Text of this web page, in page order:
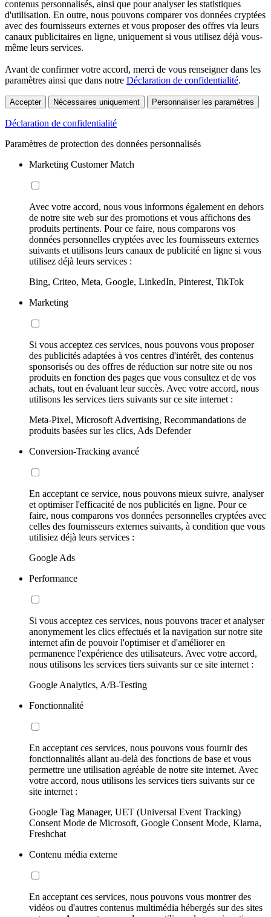
contenus personnalisés, ainsi que pour analyser les statistiques
d'utilisation. En outre, nous pouvons comparer vos données cryptées
avec des fournisseurs externes et vous proposer des offres via leurs
canaux publicitaires en ligne, uniquement si vous utilisez déjà vous-
même leurs services.
Avant de confirmer votre accord, merci de vous renseigner dans les
paramètres ainsi que dans notre Déclaration de confidentialité.
Accepter Nécessaires uniquement Personnaliser les paramètres
Déclaration de confidentialité
Paramètres de protection des données personnalisés
Marketing Customer Match
Avec votre accord, nous vous informons également en dehors
de notre site web sur des promotions et vous affichons des
produits pertinents. Pour ce faire, nous comparons vos
données personnelles cryptées avec les fournisseurs externes
suivants et utilisons leurs canaux de publicité en ligne si vous
utilisez déjà leurs services :
Bing, Criteo, Meta, Google, LinkedIn, Pinterest, TikTok
Marketing
Si vous acceptez ces services, nous pouvons vous proposer
des publicités adaptées à vos centres d'intérêt, des contenus
sponsorisés ou des offres de réduction sur notre site ou nos
produits en fonction des pages que vous consultez et de vos
achats, tout en évaluant leur succès. Avec votre accord, nous
utilisons les services tiers suivants sur ce site internet :
Meta-Pixel, Microsoft Advertising, Recommandations de
produits basées sur les clics, Ads Defender
Conversion-Tracking avancé
En acceptant ce service, nous pouvons mieux suivre, analyser
et optimiser l'efficacité de nos publicités en ligne. Pour ce
faire, nous comparons vos données personnelles cryptées avec
celles des fournisseurs externes suivants, à condition que vous
utilisiez déjà leurs services :
Google Ads
Performance
Si vous acceptez ces services, nous pouvons tracer et analyser
anonymement les clics effectués et la navigation sur notre site
internet afin de pouvoir l'optimiser et d'améliorer en
permanence l'expérience des utilisateurs. Avec votre accord,
nous utilisons les services tiers suivants sur ce site internet :
Google Analytics, A/B-Testing
Fonctionnalité
En acceptant ces services, nous pouvons vous fournir des
fonctionnalités allant au-delà des fonctions de base et vous
permettre une utilisation agréable de notre site internet. Avec
votre accord, nous utilisons les services tiers suivants sur ce
site internet :
Google Tag Manager, UET (Universal Event Tracking)
Consent Mode de Microsoft, Google Consent Mode, Klarna,
Freshchat
Contenu média externe
En acceptant ces services, nous pouvons vous montrer des
vidéos ou d'autres contenus multimédia hébergés sur des sites